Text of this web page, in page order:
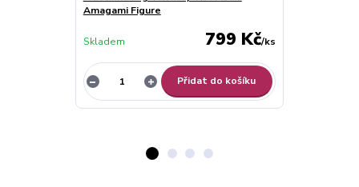
Amagami Figure
799 Kč/ks
Skladem
Přidat do košíku